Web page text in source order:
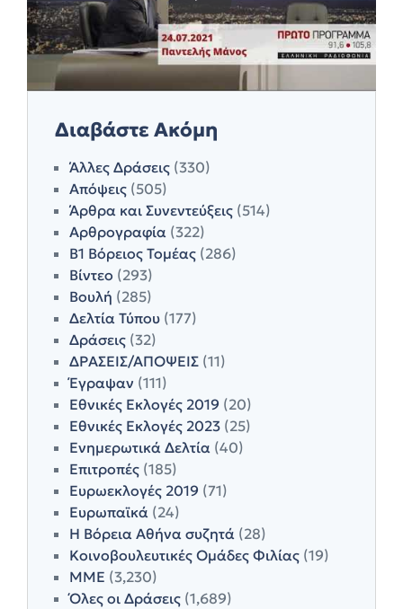
Διαβάστε Ακόμη
Άλλες Δράσεις (330)
Απόψεις (505)
Άρθρα και Συνεντεύξεις (514)
Αρθρογραφία (322)
Β1 Βόρειος Τομέας (286)
Βίντεο (293)
Βουλή (285)
Δελτία Τύπου (177)
Δράσεις (32)
ΔΡΑΣΕΙΣ/ΑΠΟΨΕΙΣ (11)
Έγραψαν (111)
Εθνικές Εκλογές 2019 (20)
Εθνικές Εκλογές 2023 (25)
Ενημερωτικά Δελτία (40)
Επιτροπές (185)
Ευρωεκλογές 2019 (71)
Ευρωπαϊκά (24)
Η Βόρεια Αθήνα συζητά (28)
Κοινοβουλευτικές Ομάδες Φιλίας (19)
ΜΜΕ (3,230)
Όλες οι Δράσεις (1,689)